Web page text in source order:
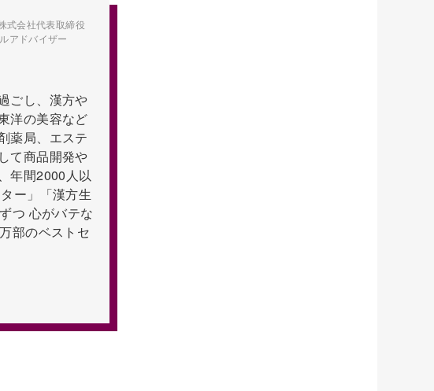
式会社代表取締役
アドバイザー
ごし、漢方や
洋の美容など
薬局、エステ
て商品開発や
年間2000人以
ー」「漢方生
つ 心がバテな
部のベストセ